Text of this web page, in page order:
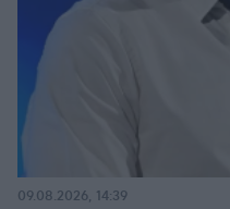
09.08.2026, 14:39